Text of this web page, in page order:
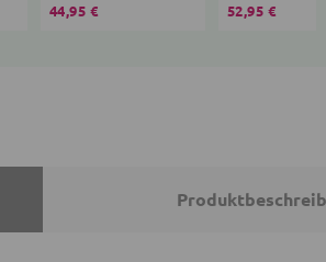
44,95 € 52,95 €